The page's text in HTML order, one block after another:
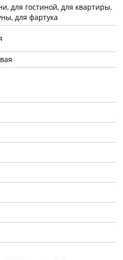
для гостиной, для квартиры,
для фартука